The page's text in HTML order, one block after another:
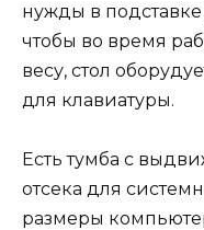
нужды в
чтобы во время
весу, стол
для клавиатуры.
Есть тумба с
отсека для
размеры